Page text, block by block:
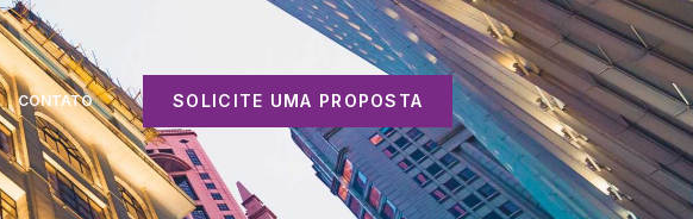
CONTATO SOLICITE UMA PROPOSTA